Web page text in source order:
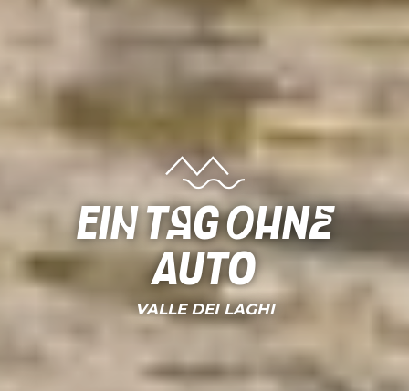
Ein Tag ohne
Auto
VALLE DEI LAGHI